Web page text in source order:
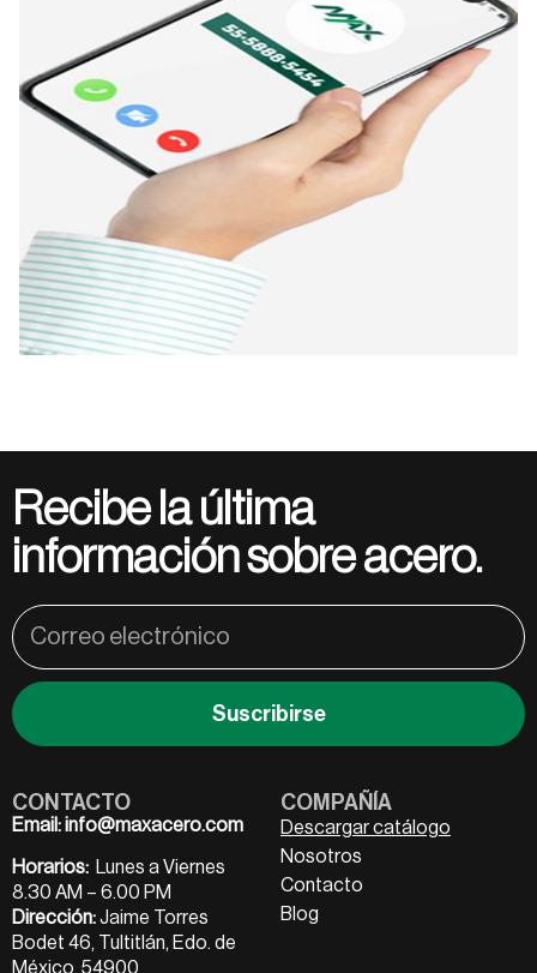
Recibe la última
información sobre acero.
Suscribirse
CONTACTO
Email:info@maxacero.com
Horarios: Lunes a Viernes
8.30 AM – 6.00 PM
Dirección:Jaime Torres
Bodet 46, Tultitlán, Edo. de
México, 54900
COMPAÑÍA
Descargar catálogo
Nosotros
Contacto
Blog